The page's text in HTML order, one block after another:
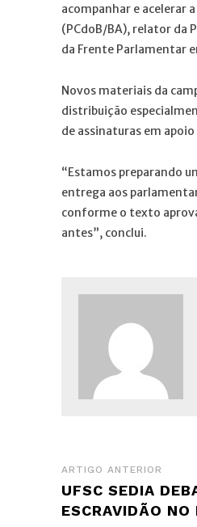
acompanhar e acelerar
(PCdoB/BA), relator da
da Frente Parlamentar
Novos materiais da
distribuição
de assinaturas em
“Estamos preparando
entrega aos
conforme o texto
antes”, conclui.
ARTIGO ANTERIOR
UFSC SEDIA
ESCRAVIDÃO NO